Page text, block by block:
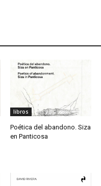
libros
Poética del abandono. Siza
en Panticosa